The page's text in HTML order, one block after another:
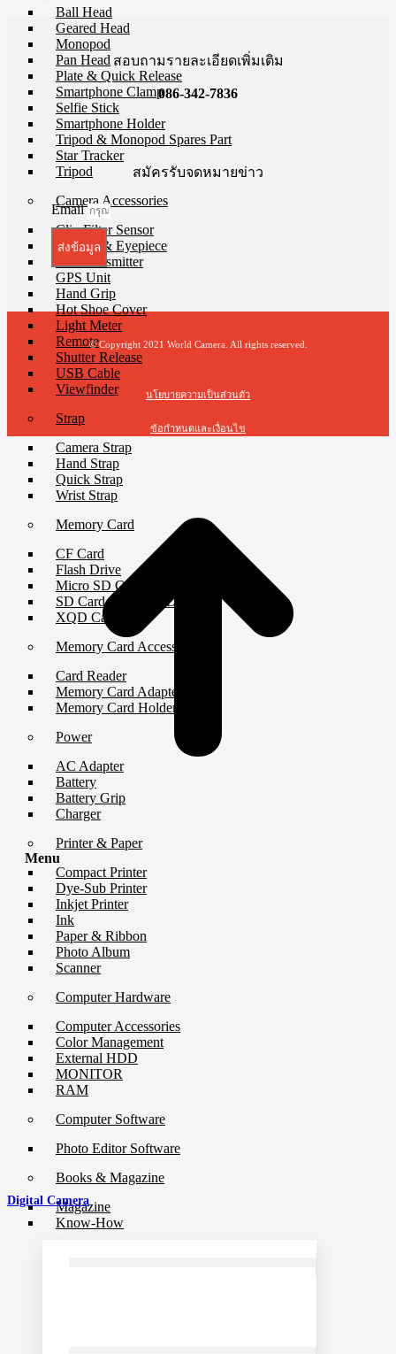
Ball Head
Geared Head
Monopod
Pan Head
Plate & Quick Release
Smartphone Clamp
Selfie Stick
Smartphone Holder
Tripod & Monopod Spares Part
Star Tracker
Tripod
Camera Accessories
Clip Filter Sensor
Eyecup & Eyepiece
File Transmitter
GPS Unit
Hand Grip
Hot Shoe Cover
Light Meter
Remote
Shutter Release
USB Cable
Viewfinder
Strap
Camera Strap
Hand Strap
Quick Strap
Wrist Strap
Memory Card
CF Card
Flash Drive
Micro SD Card
SD Card & Wi-Fi SD Card
XQD Card
Memory Card Accessories
Card Reader
Memory Card Adapter
Memory Card Holder
Power
AC Adapter
Battery
Battery Grip
Charger
Printer & Paper
Compact Printer
Dye-Sub Printer
Inkjet Printer
Ink
Paper & Ribbon
Photo Album
Scanner
Computer Hardware
Computer Accessories
Color Management
External HDD
MONITOR
RAM
Computer Software
Photo Editor Software
Books & Magazine
Magazine
Know-How
สอบถามรายละเอียดเพิ่มเติม
086-342-7836
สมัครรับจดหมายข่าว
Email
ส่งข้อมูล
© Copyright 2021 World Camera. All rights reserved.
นโยบายความเป็นส่วนตัว
ข้อกำหนดและเงื่อนไข
Menu
Digital Camera